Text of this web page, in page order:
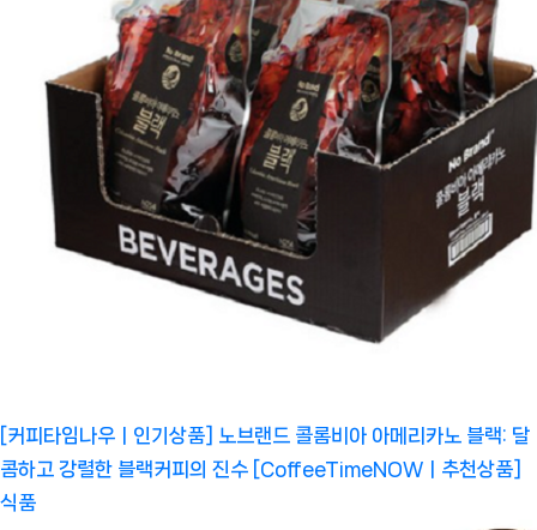
[커피타임나우ㅣ인기상품] 노브랜드 콜롬비아 아메리카노 블랙: 달
콤하고 강렬한 블랙커피의 진수 [CoffeeTimeNOWㅣ추천상품]
식품